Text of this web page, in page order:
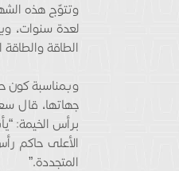
وتتوّج هذه
لعدة سنوات،
الطاقة والطاقة
جهاتها، قال
برأس الخيمة:
الأعلى حاكم
المتجددة.”